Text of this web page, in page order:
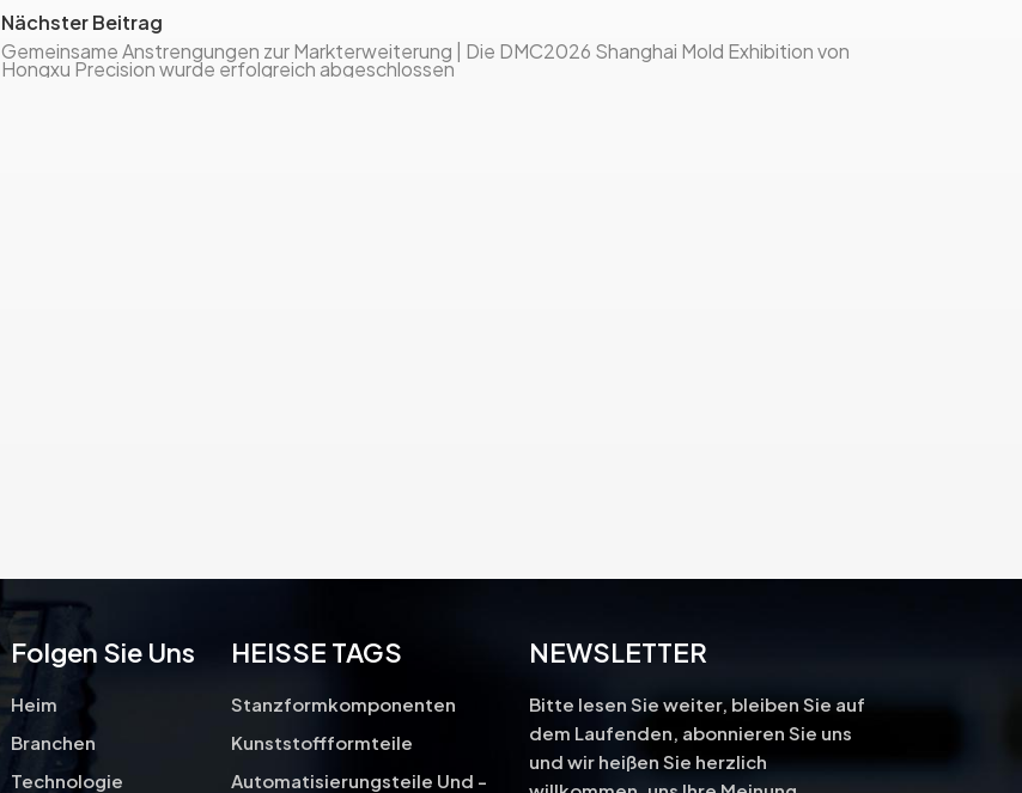
Nächster Beitrag
Gemeinsame Anstrengungen zur Markterweiterung | Die DMC2026 Shanghai Mold Exhibition von
Hongxu Precision wurde erfolgreich abgeschlossen
Folgen Sie Uns
Heim
Branchen
Technologie
HEISSE TAGS
Stanzformkomponenten
Kunststoffformteile
Automatisierungsteile Und -
NEWSLETTER
Bitte lesen Sie weiter, bleiben Sie auf
dem Laufenden, abonnieren Sie uns
und wir heißen Sie herzlich